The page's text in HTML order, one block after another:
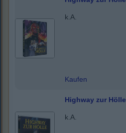
k.A.
Kaufen
Highway zur Hölle
k.A.